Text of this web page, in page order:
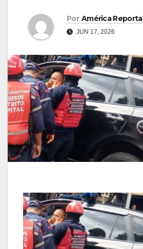
Por América Reporta
JUN 17, 2026